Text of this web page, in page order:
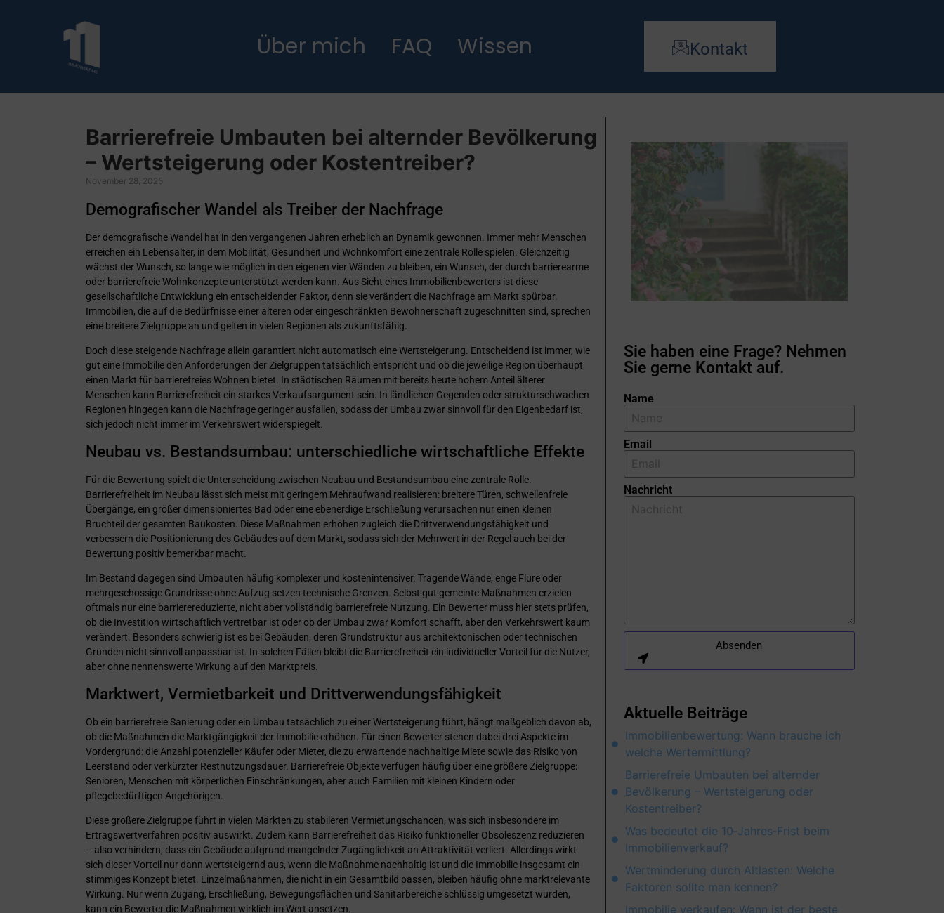
Über mich FAQ Wissen Kontakt
Barrierefreie Umbauten bei alternder Bevölkerung
– Wertsteigerung oder Kostentreiber?
November 28, 2025
Demografischer Wandel als Treiber der Nachfrage
Der demografische Wandel hat in den vergangenen Jahren erheblich an Dynamik gewonnen. Immer mehr Menschen
erreichen ein Lebensalter, in dem Mobilität, Gesundheit und Wohnkomfort eine zentrale Rolle spielen. Gleichzeitig
wächst der Wunsch, so lange wie möglich in den eigenen vier Wänden zu bleiben, ein Wunsch, der durch barrierearme
oder barrierefreie Wohnkonzepte unterstützt werden kann. Aus Sicht eines Immobilienbewerters ist diese
gesellschaftliche Entwicklung ein entscheidender Faktor, denn sie verändert die Nachfrage am Markt spürbar.
Immobilien, die auf die Bedürfnisse einer älteren oder eingeschränkten Bewohnerschaft zugeschnitten sind, sprechen
eine breitere Zielgruppe an und gelten in vielen Regionen als zukunftsfähig.
Doch diese steigende Nachfrage allein garantiert nicht automatisch eine Wertsteigerung. Entscheidend ist immer, wie
gut eine Immobilie den Anforderungen der Zielgruppen tatsächlich entspricht und ob die jeweilige Region überhaupt
einen Markt für barrierefreies Wohnen bietet. In städtischen Räumen mit bereits heute hohem Anteil älterer
Menschen kann Barrierefreiheit ein starkes Verkaufsargument sein. In ländlichen Gegenden oder strukturschwachen
Regionen hingegen kann die Nachfrage geringer ausfallen, sodass der Umbau zwar sinnvoll für den Eigenbedarf ist,
sich jedoch nicht immer im Verkehrswert widerspiegelt.
Neubau vs. Bestandsumbau: unterschiedliche wirtschaftliche Effekte
Für die Bewertung spielt die Unterscheidung zwischen Neubau und Bestandsumbau eine zentrale Rolle.
Barrierefreiheit im Neubau lässt sich meist mit geringem Mehraufwand realisieren: breitere Türen, schwellenfreie
Übergänge, ein größer dimensioniertes Bad oder eine ebenerdige Erschließung verursachen nur einen kleinen
Bruchteil der gesamten Baukosten. Diese Maßnahmen erhöhen zugleich die Drittverwendungsfähigkeit und
verbessern die Positionierung des Gebäudes auf dem Markt, sodass sich der Mehrwert in der Regel auch bei der
Bewertung positiv bemerkbar macht.
Im Bestand dagegen sind Umbauten häufig komplexer und kostenintensiver. Tragende Wände, enge Flure oder
mehrgeschossige Grundrisse ohne Aufzug setzen technische Grenzen. Selbst gut gemeinte Maßnahmen erzielen
oftmals nur eine barrierereduzierte, nicht aber vollständig barrierefreie Nutzung. Ein Bewerter muss hier stets prüfen,
ob die Investition wirtschaftlich vertretbar ist oder ob der Umbau zwar Komfort schafft, aber den Verkehrswert kaum
verändert. Besonders schwierig ist es bei Gebäuden, deren Grundstruktur aus architektonischen oder technischen
Gründen nicht sinnvoll anpassbar ist. In solchen Fällen bleibt die Barrierefreiheit ein individueller Vorteil für die Nutzer,
aber ohne nennenswerte Wirkung auf den Marktpreis.
Marktwert, Vermietbarkeit und Drittverwendungsfähigkeit
Ob ein barrierefreie Sanierung oder ein Umbau tatsächlich zu einer Wertsteigerung führt, hängt maßgeblich davon ab,
ob die Maßnahmen die Marktgängigkeit der Immobilie erhöhen. Für einen Bewerter stehen dabei drei Aspekte im
Vordergrund: die Anzahl potenzieller Käufer oder Mieter, die zu erwartende nachhaltige Miete sowie das Risiko von
Leerstand oder verkürzter Restnutzungsdauer. Barrierefreie Objekte verfügen häufig über eine größere Zielgruppe:
Senioren, Menschen mit körperlichen Einschränkungen, aber auch Familien mit kleinen Kindern oder
pflegebedürftigen Angehörigen.
Diese größere Zielgruppe führt in vielen Märkten zu stabileren Vermietungschancen, was sich insbesondere im
Ertragswertverfahren positiv auswirkt. Zudem kann Barrierefreiheit das Risiko funktioneller Obsoleszenz reduzieren
– also verhindern, dass ein Gebäude aufgrund mangelnder Zugänglichkeit an Attraktivität verliert. Allerdings wirkt
sich dieser Vorteil nur dann wertsteigernd aus, wenn die Maßnahme nachhaltig ist und die Immobilie insgesamt ein
stimmiges Konzept bietet. Einzelmaßnahmen, die nicht in ein Gesamtbild passen, bleiben häufig ohne marktrelevante
Wirkung. Nur wenn Zugang, Erschließung, Bewegungsflächen und Sanitärbereiche schlüssig umgesetzt wurden,
kann ein Bewerter die Maßnahmen wirklich im Wert ansetzen.
Sie haben eine Frage? Nehmen
Sie gerne Kontakt auf.
Name
Email
Nachricht
Absenden
Aktuelle Beiträge
Immobilienbewertung: Wann brauche ich
welche Wertermittlung?
Barrierefreie Umbauten bei alternder
Bevölkerung – Wertsteigerung oder
Kostentreiber?
Was bedeutet die 10‑Jahres‑Frist beim
Immobilienverkauf?
Wertminderung durch Altlasten: Welche
Faktoren sollte man kennen?
Immobilie verkaufen: Wann ist der beste